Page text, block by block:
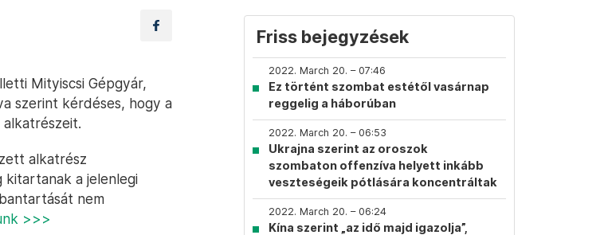
Mityiscsi Gépgyár,
szerint kérdéses, hogy a
alkatrész
kitartanak a jelenlegi
nem
>>>
Friss bejegyzések
2022. March 20. – 07:46
Ez történt szombat estétől vasárnap
reggelig a háborúban
2022. March 20. – 06:53
Ukrajna szerint az oroszok
szombaton offenzíva helyett inkább
veszteségeik pótlására koncentráltak
2022. March 20. – 06:24
Kína szerint „az idő majd igazolja”,